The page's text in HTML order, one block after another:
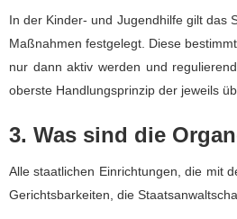
In der Kinder- und Jugendhilfe gilt das
Maßnahmen festgelegt. Diese
nur dann aktiv werden und
oberste Handlungsprinzip der jeweils
3. Was sind die
Alle staatlichen Einrichtungen, die mit
Gerichtsbarkeiten, die